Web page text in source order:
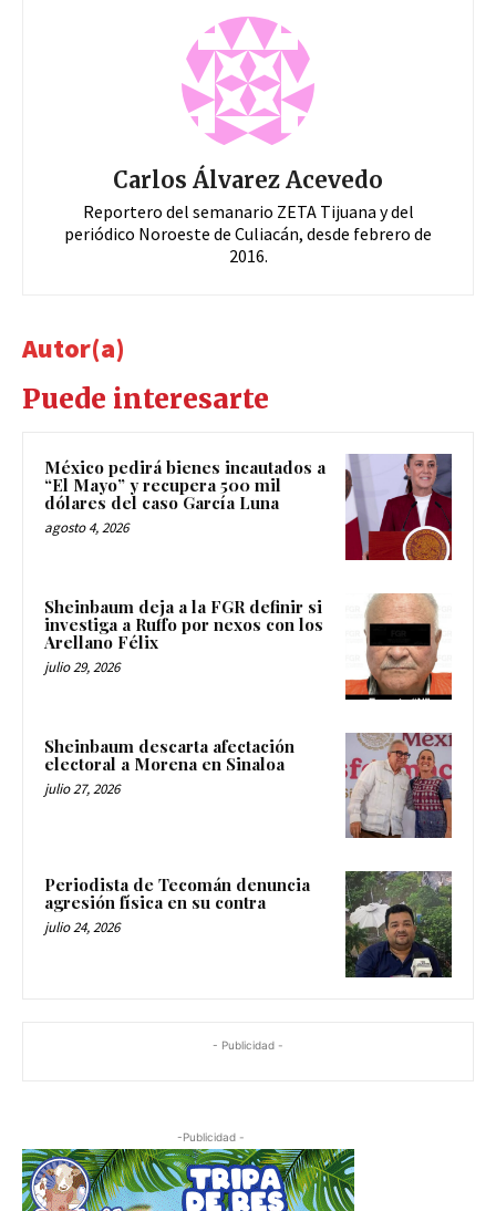
Carlos Álvarez Acevedo
Reportero del semanario ZETA Tijuana y del
periódico Noroeste de Culiacán, desde febrero de
2016.
Autor(a)
Puede interesarte
México pedirá bienes incautados a
“El Mayo” y recupera 500 mil
dólares del caso García Luna
agosto 4, 2026
Sheinbaum deja a la FGR definir si
investiga a Ruffo por nexos con los
Arellano Félix
julio 29, 2026
Sheinbaum descarta afectación
electoral a Morena en Sinaloa
julio 27, 2026
Periodista de Tecomán denuncia
agresión física en su contra
julio 24, 2026
- Publicidad -
-Publicidad -